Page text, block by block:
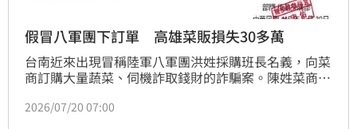
假冒八軍團下訂單 高雄菜販損失30多萬
台南近來出現冒稱陸軍八軍團洪姓採購班長名義，向菜
商訂購大量蔬菜、伺機詐取錢財的詐騙案。陳姓菜商
騙，之後詢問同行，有其他菜商也接到相同訂單，急忙
2026/07/20 07:00